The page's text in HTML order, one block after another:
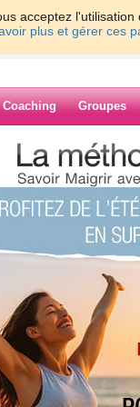
acceptez
plus et gérer ces
Coaching Groupes
> >
lancé une discussion sur
Le titre :
SUR LE SITE ?
important que les